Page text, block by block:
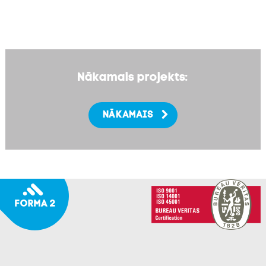
Nākamais projekts:
NĀKAMAIS